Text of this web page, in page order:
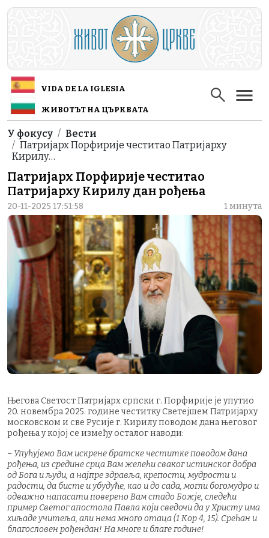
Skip to main content
VIDA DE LA IGLESIA
ЖИВОТЪТ НА ЦЪРКВАТА
Breadcrumb
У фокусу
Вести
Патријарх Порфирије честитao Патријарху
Кирилу…
Патријарх Порфирије честитao
Патријарху Кирилу дан рођења
20-11-2025 17:51:58 1 минута
Његова Светост Патријарх српски г. Порфирије је упутио
20. новембра 2025. године честитку Светејшем Патријарху
московском и све Русије г. Кирилу поводом дана његовог
рођења у којој се између осталог наводи:
– Упућујемо Вам искрене братске честитке поводом дана
рођења, из средине срца Вам желећи сваког истинског добра
од Бога и људи, а најпре здравља, крепости, мудрости и
радости, да бисте и убудуће, као и до сада, могли богомудро и
одважно напасати поверено Вам стадо Божје, следећи
пример Светог апостола Павла који сведочи да у Христу има
хиљаде учитеља, али нема много отаца (1 Кор 4, 15). Срећан и
благословен рођендан! На многе и благе године!